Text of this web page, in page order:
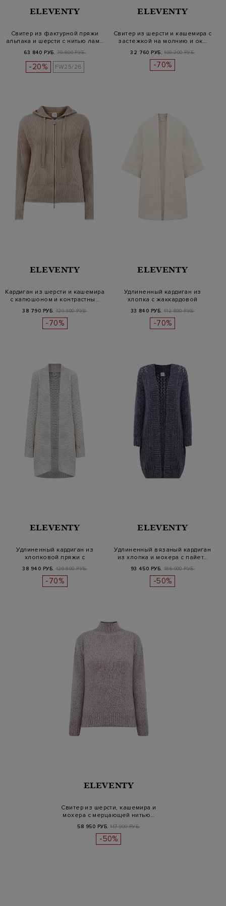
ELEVENTY
Свитер из фактурной пряжи
альпака и шерсти с нитью лам…
63 840 РУБ. 79 800 РУБ.
-20% FW25/26
ELEVENTY
Свитер из шерсти и кашемира с
застежкой на молнию и ок…
32 760 РУБ. 109 200 РУБ.
-70%
ELEVENTY
Кардиган из шерсти и кашемира
с капюшоном и контрастны…
38 790 РУБ. 129 300 РУБ.
-70%
ELEVENTY
Удлиненный кардиган из
хлопка с жаккардовой
вышивкой в…
33 840 РУБ. 112 800 РУБ.
-70%
ELEVENTY
Удлиненный кардиган из
хлопковой пряжи с
миниатюрными…
38 940 РУБ. 129 800 РУБ.
-70%
ELEVENTY
Удлиненный вязаный кардиган
из хлопка и мохера с пайет…
93 450 РУБ. 186 900 РУБ.
-50%
ELEVENTY
Свитер из шерсти, кашемира и
мохера с мерцающей нитью…
58 950 РУБ. 117 900 РУБ.
-50%